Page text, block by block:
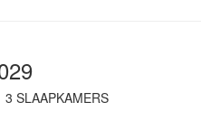
3 SLAAPKAMERS